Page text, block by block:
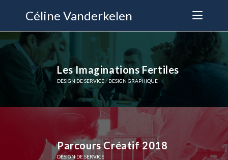
Céline Vanderkelen
Les Imaginations Fertiles
DESIGN DE SERVICE/DESIGN GRAPHIQUE
Parcours Créatif 2018
DESIGN DE SERVICE